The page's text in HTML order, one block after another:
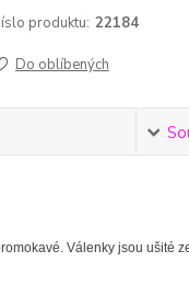
produktu: 22184
Do oblíbených
Válenky jsou ušité